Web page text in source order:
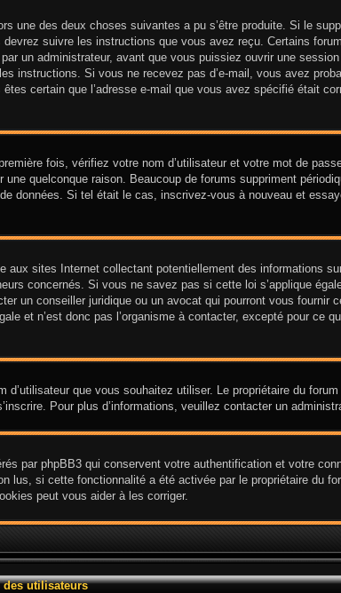
une des deux choses suivantes a pu s’être produite. Si le
suivre les instructions que vous avez reçu. Certains
un administrateur, avant que vous puissiez ouvrir une
instructions. Si vous ne recevez pas d’e-mail, vous avez
certain que l’adresse e-mail que vous avez spécifié était
fois, vérifiez votre nom d’utilisateur et votre mot de
quelconque raison. Beaucoup de forums suppriment
données. Si tel était le cas, inscrivez-vous à nouveau et
aux sites Internet collectant potentiellement des informations
concernés. Si vous ne savez pas si cette loi s’applique
un conseiller juridique ou un avocat qui pourront vous fournir
et n’est donc pas l’organisme à contacter, excepté pour ce
que vous souhaitez utiliser. Le propriétaire du
Pour plus d’informations, veuillez contacter un
par phpBB3 qui conservent votre authentification et votre
lus, si cette fonctionnalité a été activée par le propriétaire du
peut vous aider à les corriger.
des utilisateurs